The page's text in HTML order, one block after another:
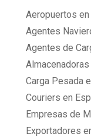
Aeropuertos en
Agentes
Agentes de
Carga Pesada
Couriers en
Empresas de
Exportadores